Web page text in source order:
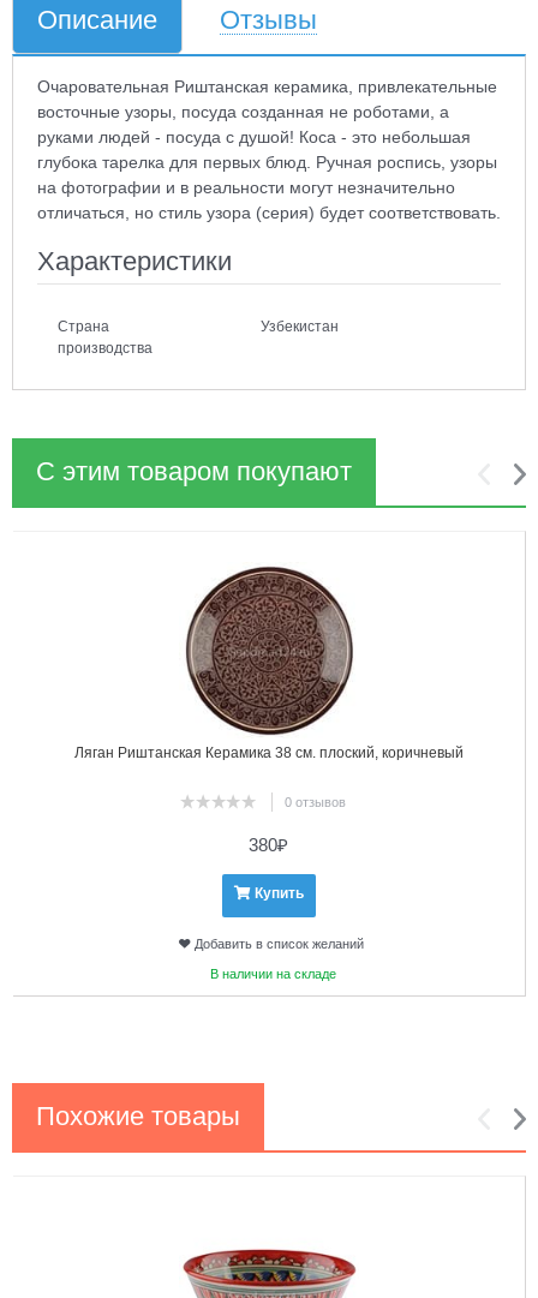
Описание Отзывы
Очаровательная Риштанская керамика, привлекательные
восточные узоры, посуда созданная не роботами, а
руками людей - посуда с душой! Коса - это небольшая
глубока тарелка для первых блюд. Ручная роспись, узоры
на фотографии и в реальности могут незначительно
отличаться, но стиль узора (серия) будет соответствовать.
Характеристики
Страна
производства
Узбекистан
С этим товаром покупают
Ляган Риштанская Керамика 38 см. плоский, коричневый
0 отзывов
380₽
Купить
Добавить в список желаний
В наличии на складе
Похожие товары